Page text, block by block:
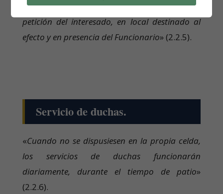
El servicio de peluquería se facilitará, previa
petición del interesado, en local destinado al
efecto y en presencia del Funcionario» (2.2.5).
Servicio de duchas.
«Cuando no se dispusiesen en la propia celda,
los servicios de duchas funcionarán
diariamente, durante el tiempo de patio»
(2.2.6).